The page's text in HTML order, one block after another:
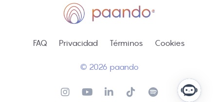
FAQ Privacidad Términos Cookies
© 2026 paando